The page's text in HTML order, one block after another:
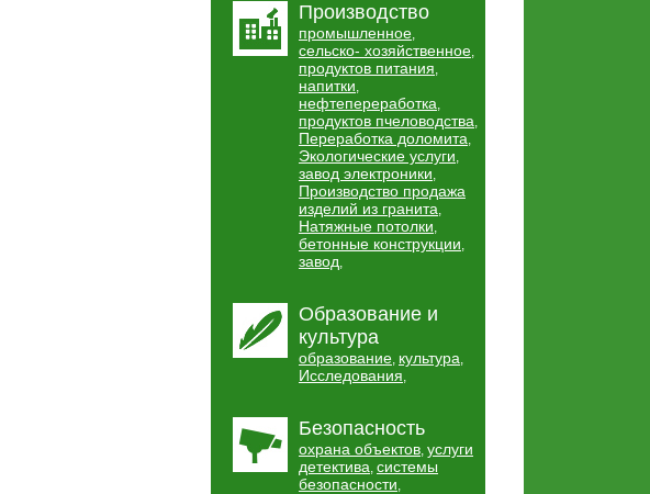
Производство
промышленное,
сельско- хозяйственное,
продуктов питания,
напитки,
нефтепереработка,
продуктов пчеловодства,
Переработка доломита,
Экологические услуги,
завод электроники,
Производство продажа
изделий из гранита,
Натяжные потолки,
бетонные конструкции,
завод,
Образование и
культура
образование, культура,
Исследования,
Безопасность
охрана объектов, услуги
детектива, системы
безопасности,